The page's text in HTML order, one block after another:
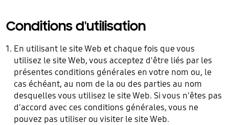
Conditions d'utilisation
En utilisant le site Web et chaque fois que vous
utilisez le site Web, vous acceptez d'être liés par les
présentes conditions générales en votre nom ou, le
cas échéant, au nom de la ou des parties au nom
desquelles vous utilisez le site Web. Si vous n'êtes pas
d'accord avec ces conditions générales, vous ne
pouvez pas utiliser ou visiter le site Web.